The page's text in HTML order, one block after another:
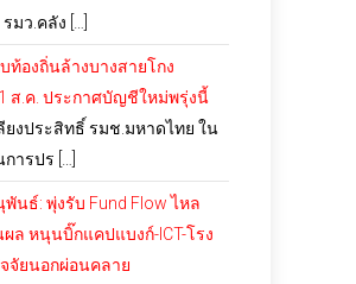
มว.คลัง […]
ท้องถิ่นล้างบางสายโกง
ส.ค. ประกาศบัญชีใหม่พรุ่งนี้
ยงประสิทธิ์ รมช.มหาดไทย ใน
ารปร […]
นธ์: พุ่งรับ Fund Flow ไหล
ผล หนุนบิ๊กแคปแบงก์-ICT-โรง
จัยนอกผ่อนคลาย